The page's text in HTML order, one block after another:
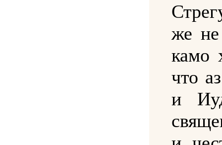
же не
камо
что
и